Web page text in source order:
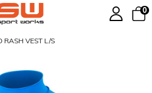
0
RASH VEST L/S